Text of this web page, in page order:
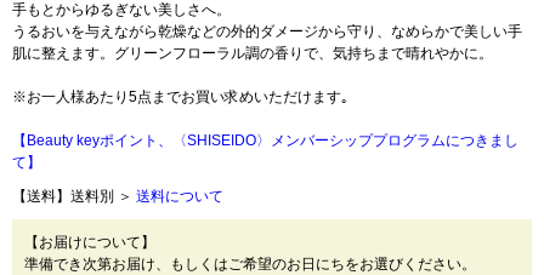
手もとからゆるぎない美しさへ。
うるおいを与えながら乾燥などの外的ダメージから守り、なめらかで美しい手
肌に整えます。グリーンフローラル調の香りで、気持ちまで晴れやかに。
※お一人様あたり5点までお買い求めいただけます｡
【Beauty keyポイント、〈SHISEIDO〉メンバーシッププログラムにつきまし
て】
【送料】送料別 ＞ 送料について
【お届けについて】
準備でき次第お届け、もしくはご希望のお日にちをお選びください。